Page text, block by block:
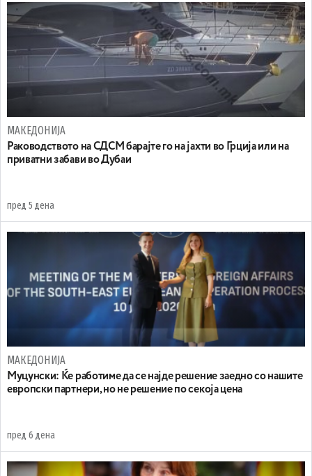
МАКЕДОНИЈА
Раководството на СДСМ барајте го на јахти во Грција или на
приватни забави во Дубаи
пред 5 дена
МАКЕДОНИЈА
Муцунски: Ќе работиме да се најде решение заедно со нашите
европски партнери, но не решение по секоја цена
пред 6 дена